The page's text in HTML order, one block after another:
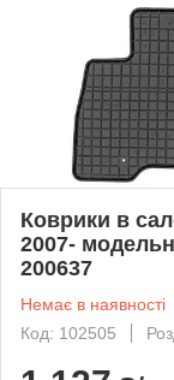
Коврики в
2007-
200637
Немає в наявності
Код: 102505